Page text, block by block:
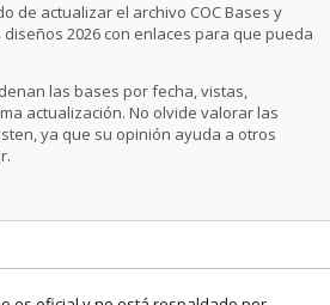
de actualizar el archivo COC Bases y
2026 con enlaces para que pueda
las bases por fecha, vistas,
actualización. No olvide valorar las
ya que su opinión ayuda a otros